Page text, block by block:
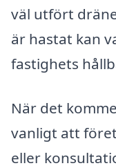
väl utfört
är hastat kan
fastighets
När det
vanligt att
eller